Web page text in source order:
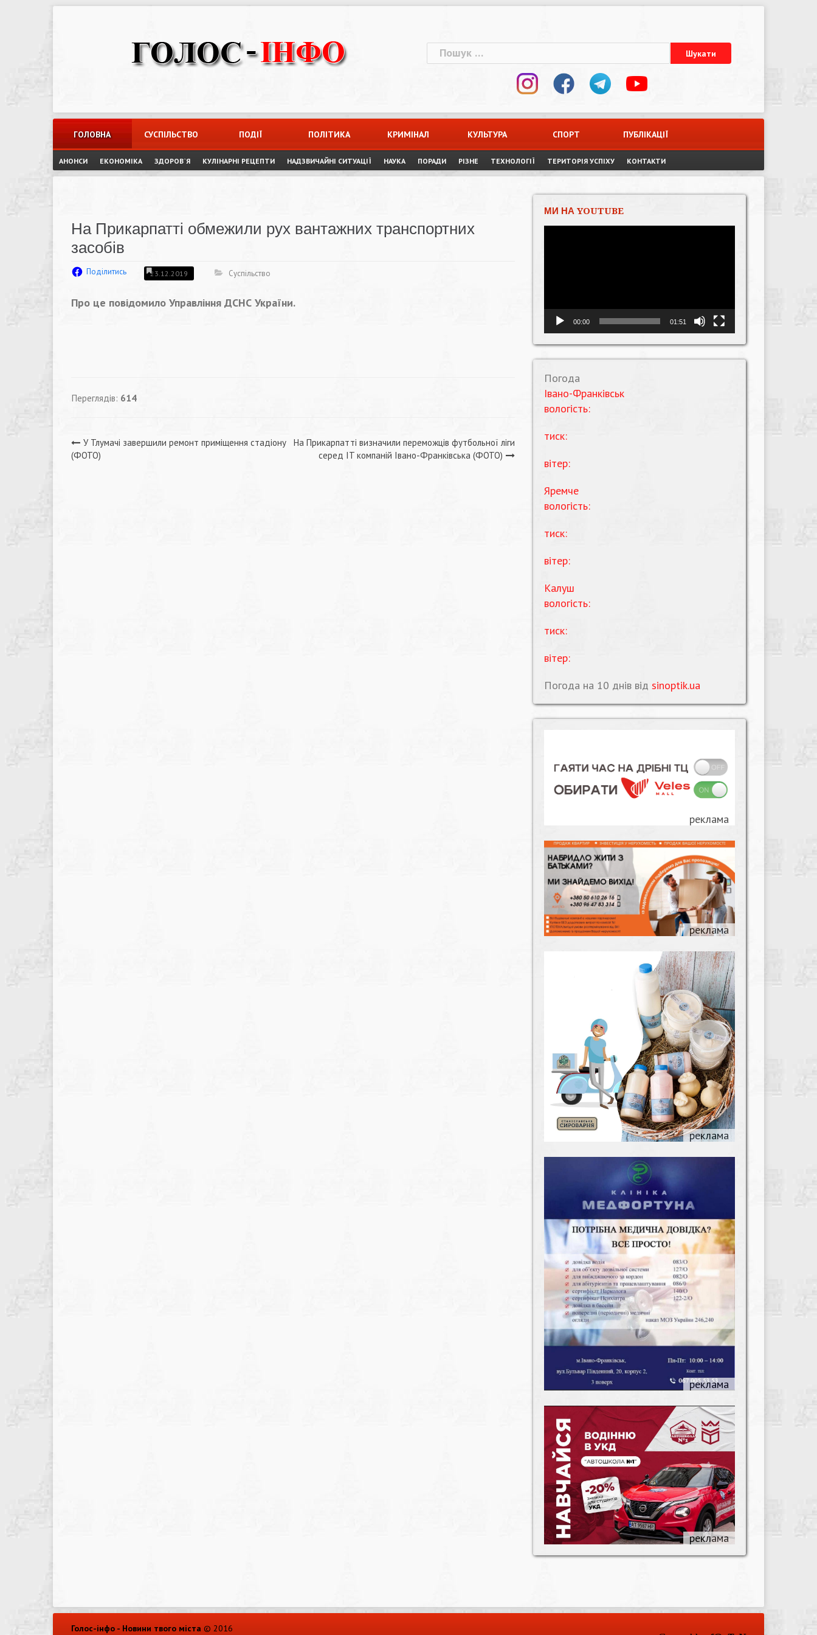
Пошук:
ГОЛОВНА СУСПІЛЬСТВО ПОДІЇ ПОЛІТИКА КРИМІНАЛ КУЛЬТУРА СПОРТ ПУБЛІКАЦІЇ
АНОНСИ ЕКОНОМІКА ЗДОРОВ`Я КУЛІНАРНІ РЕЦЕПТИ НАДЗВИЧАЙНІ СИТУАЦІЇ НАУКА ПОРАДИ РІЗНЕ ТЕХНОЛОГІЇ ТЕРИТОРІЯ УСПІХУ КОНТАКТИ
На Прикарпатті обмежили рух вантажних транспортних
засобів
Поділитись 23.12.2019 Суспільство
Про це повідомило Управління ДСНС України.
Переглядів: 614
Навігація
У Тлумачі завершили ремонт приміщення стадіону
(ФОТО)
На Прикарпатті визначили переможців футбольної ліги
серед IT компаній Івано-Франківська (ФОТО)
МИ НА YOUTUBE
00:00 01:51
Погода
Івано-Франківськ
вологість:
тиск:
вітер:
Яремче
вологість:
тиск:
вітер:
Калуш
вологість:
тиск:
вітер:
Погода на 10 днів від sinoptik.ua
Голос-інфо - Новини твого міста © 2016